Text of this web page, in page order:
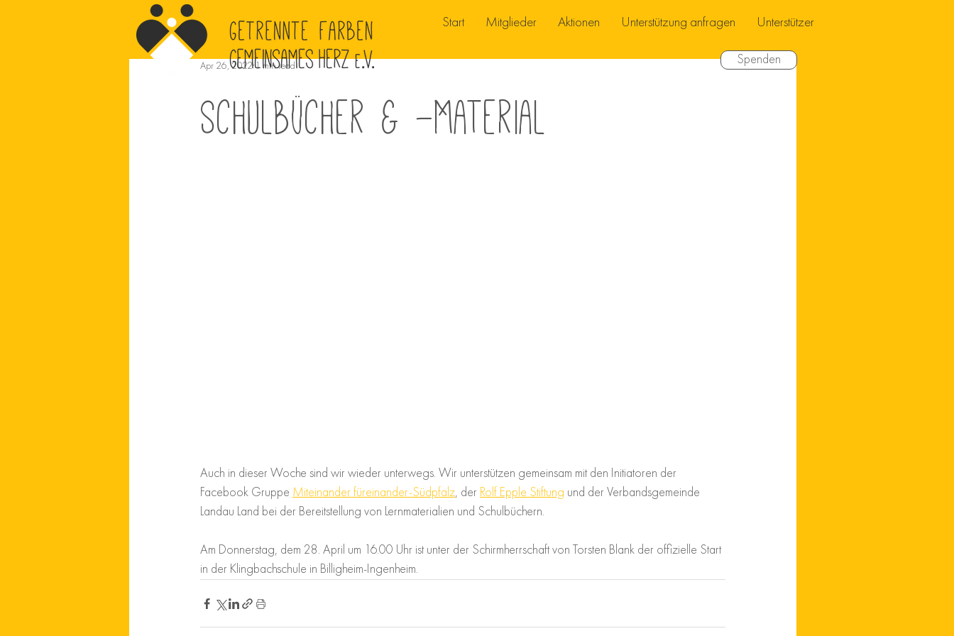
Start Mitglieder Aktionen Unterstützung anfragen Unterstützer
Spenden
Schulbücher & -Material
Apr 26, 2022 1 min read
Auch in dieser Woche sind wir wieder unterwegs. Wir unterstützen gemeinsam mit den Initiatoren der
Facebook Gruppe Miteinander füreinander-Südpfalz, der Rolf Epple Stiftung und der Verbandsgemeinde
Landau Land bei der Bereitstellung von Lernmaterialien und Schulbüchern.
Am Donnerstag, dem 28. April um 16.00 Uhr ist unter der Schirmherrschaft von Torsten Blank der offizielle Start
in der Klingbachschule in Billigheim-Ingenheim.